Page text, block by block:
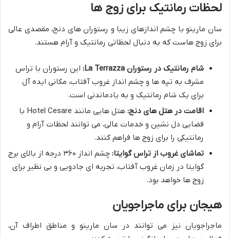
لحظات رمانتیک برای زوج ها
سان مارینو با چشم اندازهای زیبا و رستوران های دنج، مقصدی عالی
برای زوج هاست که به دنبال لحظاتی رمانتیک و آرام هستند.
شام رمانتیک در رستوران La Terrazza:
این رستوران با تراس
مشرف به تپه ها و چشم انداز غروب آفتاب، مکانی ایده آل
برای یک شام رمانتیک و به یادماندنی است.
اقامت در هتل های دنج:
هتل هایی مانند Hotel Cesare با
فضایی دل نشین و خدمات عالی، می توانند لحظات آرام و
رمانتیکی را برای زوج ها فراهم کنند.
تماشای غروب از تراس گوایتا:
چشم انداز ۳۶۰ درجه از بالای برج
گوایتا در زمان غروب آفتاب، تجربه ای جادویی و بی نظیر برای
زوج ها خواهد بود.
هیجان برای ماجراجویان
ماجراجویان نیز می توانند در سان مارینو و مناطق اطراف آن،